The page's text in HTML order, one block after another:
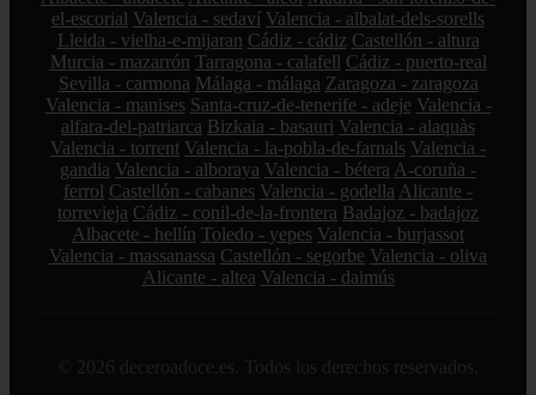
el-escorial Valencia - sedaví Valencia - albalat-dels-sorells
Lleida - vielha-e-mijaran Cádiz - cádiz Castellón - altura
Murcia - mazarrón Tarragona - calafell Cádiz - puerto-real
Sevilla - carmona Málaga - málaga Zaragoza - zaragoza
Valencia - manises Santa-cruz-de-tenerife - adeje Valencia -
alfara-del-patriarca Bizkaia - basauri Valencia - alaquàs
Valencia - torrent Valencia - la-pobla-de-farnals Valencia -
gandia Valencia - alboraya Valencia - bétera A-coruña -
ferrol Castellón - cabanes Valencia - godella Alicante -
torrevieja Cádiz - conil-de-la-frontera Badajoz - badajoz
Albacete - hellín Toledo - yepes Valencia - burjassot
Valencia - massanassa Castellón - segorbe Valencia - oliva
Alicante - altea Valencia - daimús
© 2026 deceroadoce.es. Todos los derechos reservados.